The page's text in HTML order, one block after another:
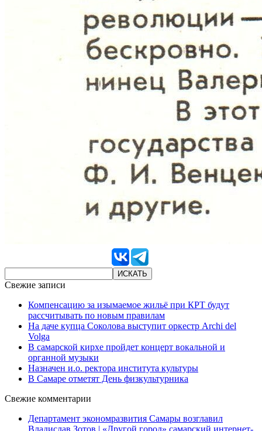
Свежие записи
Компенсацию за изымаемое жильё при КРТ будут
рассчитывать по новым правилам
На даче купца Соколова выступит оркестр Archi del
Volga
В самарской кирхе пройдет концерт вокальной и
органной музыки
Назначен и.о. ректора института культуры
В Самаре отметят День физкультурника
Свежие комментарии
Департамент экономразвития Самары возглавил
Владислав Зотов | «Другой город» самарский интернет-